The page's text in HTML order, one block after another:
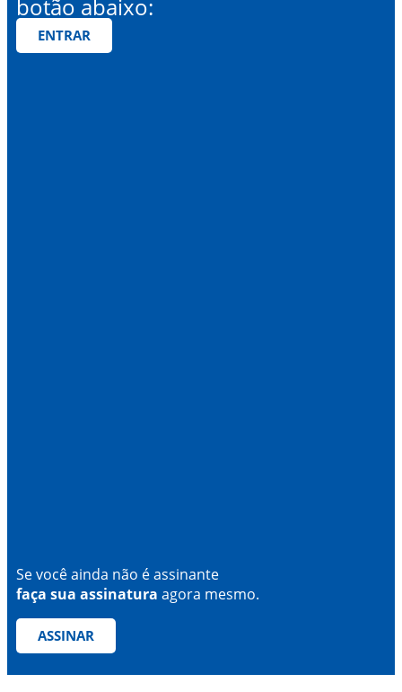
botão abaixo:
ENTRAR
Se você ainda não é assinante
faça sua assinatura agora mesmo.
ASSINAR